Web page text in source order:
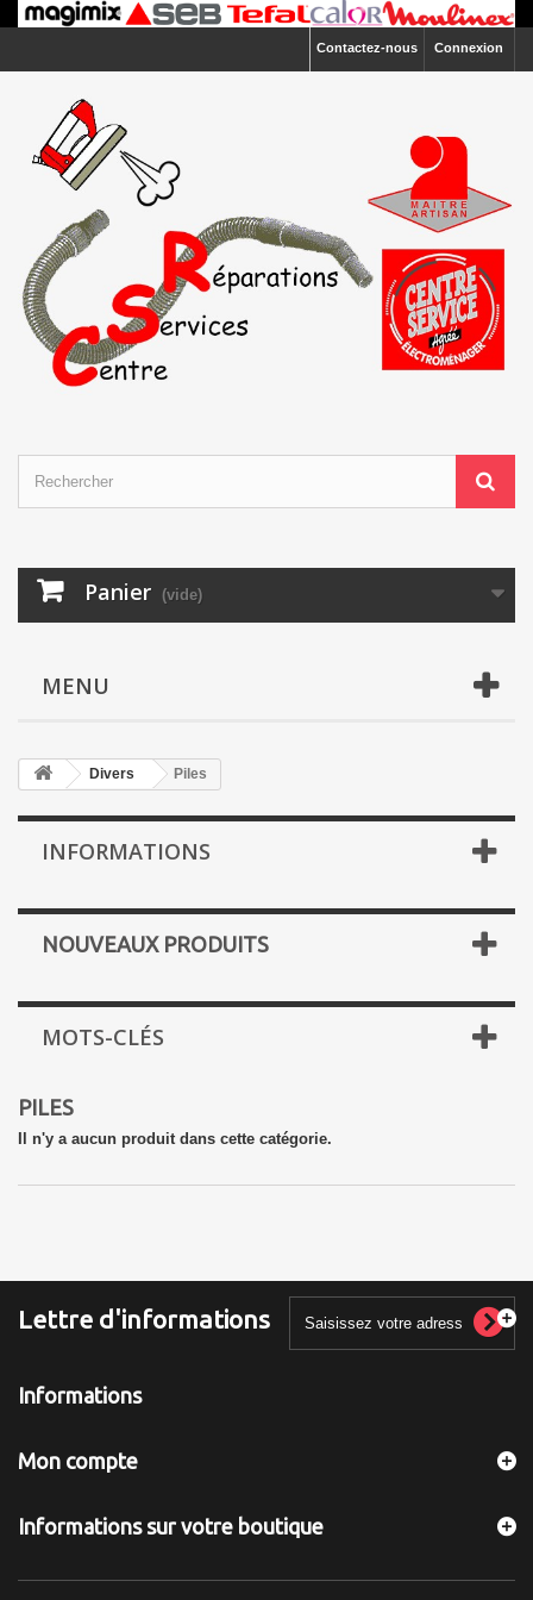
Connexion
Contactez-nous
Panier (vide)
MENU
Divers Piles
INFORMATIONS
NOUVEAUX PRODUITS
MOTS-CLÉS
PILES
Il n'y a aucun produit dans cette catégorie.
Lettre d'informations
Informations
Mon compte
Informations sur votre boutique